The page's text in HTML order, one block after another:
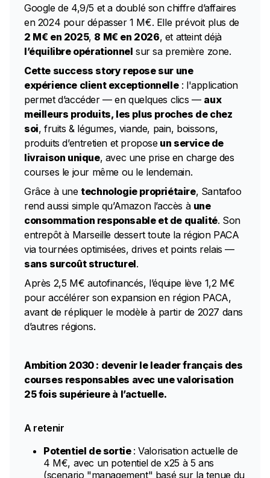
Google de 4,9/5 et a doublé son chiffre d’affaires
en 2024 pour dépasser 1 M€. Elle prévoit plus de
2 M€ en 2025, 8 M€ en 2026, et atteint déjà
l’équilibre opérationnel sur sa première zone.
Cette success story repose sur une
expérience client exceptionnelle: l'application
permet d’accéder — en quelques clics — aux
meilleurs produits, les plus proches de chez
soi, fruits & légumes, viande, pain, boissons,
produits d’entretien et proposeun service de
livraison unique, avec une prise en charge des
courses le jour même ou le lendemain.
Grâce à unetechnologie propriétaire, Santafoo
rend aussi simple qu’Amazon l’accès à une
consommation responsable et de qualité. Son
entrepôt à Marseille dessert toute la région PACA
via tournées optimisées, drives et points relais —
sans surcoût structurel.
Après 2,5 M€ autofinancés, l’équipe lève 1,2 M€
pour accélérer son expansion en région PACA,
avant de répliquer le modèle à partir de 2027 dans
d’autres régions.
Ambition 2030 : devenir le leader français des
courses responsables avec une valorisation
25 fois supérieure à l’actuelle.
A retenir
Potentiel de sortie : Valorisation actuelle de
4 M€, avec un potentiel de x25 à 5 ans
(scenario "management" basé sur la tenue du